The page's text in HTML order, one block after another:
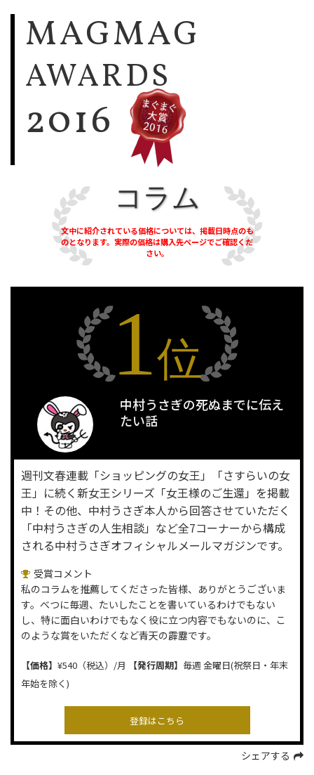
MAGMAG
AWARDS
2016
コラム
文中に紹介されている価格については、掲載日時点のも
のとなります。実際の価格は購入先ページでご確認くだ
さい。
1位
中村うさぎの死ぬまでに伝え
たい話
週刊文春連載「ショッピングの女王」「さすらいの女
王」に続く新女王シリーズ「女王様のご生還」を掲載
中！その他、中村うさぎ本人から回答させていただく
「中村うさぎの人生相談」など全7コーナーから構成
される中村うさぎオフィシャルメールマガジンです。
受賞コメント
私のコラムを推薦してくださった皆様、ありがとうございま
す。べつに毎週、たいしたことを書いているわけでもない
し、特に面白いわけでもなく役に立つ内容でもないのに、こ
のような賞をいただくなど青天の霹靂です。
【価格】 ¥540（税込）/月 【発行周期】 毎週 金曜日(祝祭日・年末
年始を除く)
シェアする